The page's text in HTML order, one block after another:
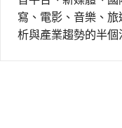
寫、電影、音樂、
析與產業趨勢的半